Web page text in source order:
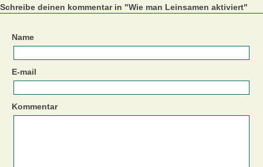
Schreibe deinen kommentar in "Wie man Leinsamen aktiviert"
Name
E-mail
Kommentar